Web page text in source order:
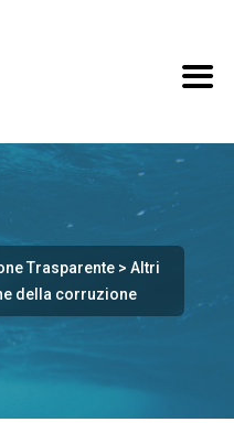
Trasparente> Altri
della corruzione